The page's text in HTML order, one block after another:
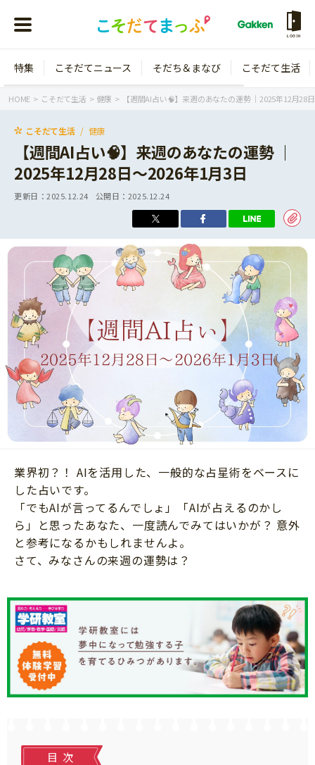
LOGIN
年齢から探す
1歳
年中
年長
小学1年生
小学2年生
小学3年生
小学5年生
小学6年生
こそだてニュース
イベント
ニュース
そだち＆まなび
ワーク・ドリル
幼稚園・保育園
小学校
科学・プログラミング
教育・学習
自由研究・工作
読書感想文
本・読書
運動・あそび・ゲーム
習い事
知育
こそだて生活
住まい
ファッション・美容
行事・イベント
親子でいっしょに
人間関係
おでかけ
家族
マネー
健康
こそだてマンガ
特集 こそだてニュース そだち＆まなび こそだて生活
HOME こそだて生活 健康 【週間AI占い🧠】来週のあなたの運勢 ｜2025年12月28
こそだて生活 健康
【週間AI占い🧠】来週のあなたの運勢 ｜
2025年12月28日〜2026年1月3日
更新日：2025.12.24 公開日： 2025.12.24
業界初？！ AIを活用した、一般的な占星術をベースに
した占いです。
「でもAIが言ってるんでしょ」「AIが占えるのかし
ら」と思ったあなた、一度読んでみてはいかが？ 意外
と参考になるかもしれませんよ。
さて、みなさんの来週の運勢は？
目次